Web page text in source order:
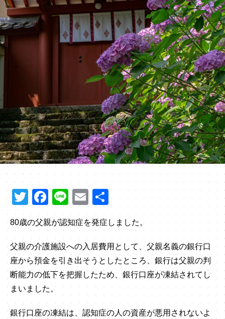
T
wi
tt
er
F
a
c
e
b
o
o
k
Li
n
e
E
m
ail
共
有
80歳の父親が認知症を発症しました。
父親の介護施設への入居費用として、父親名義の銀行口
座から預金を引き出そうとしたところ、銀行は父親の判
断能力の低下を把握したため、銀行口座が凍結されてし
まいました。
銀行口座の凍結は、認知症の人の資産が悪用されないよ